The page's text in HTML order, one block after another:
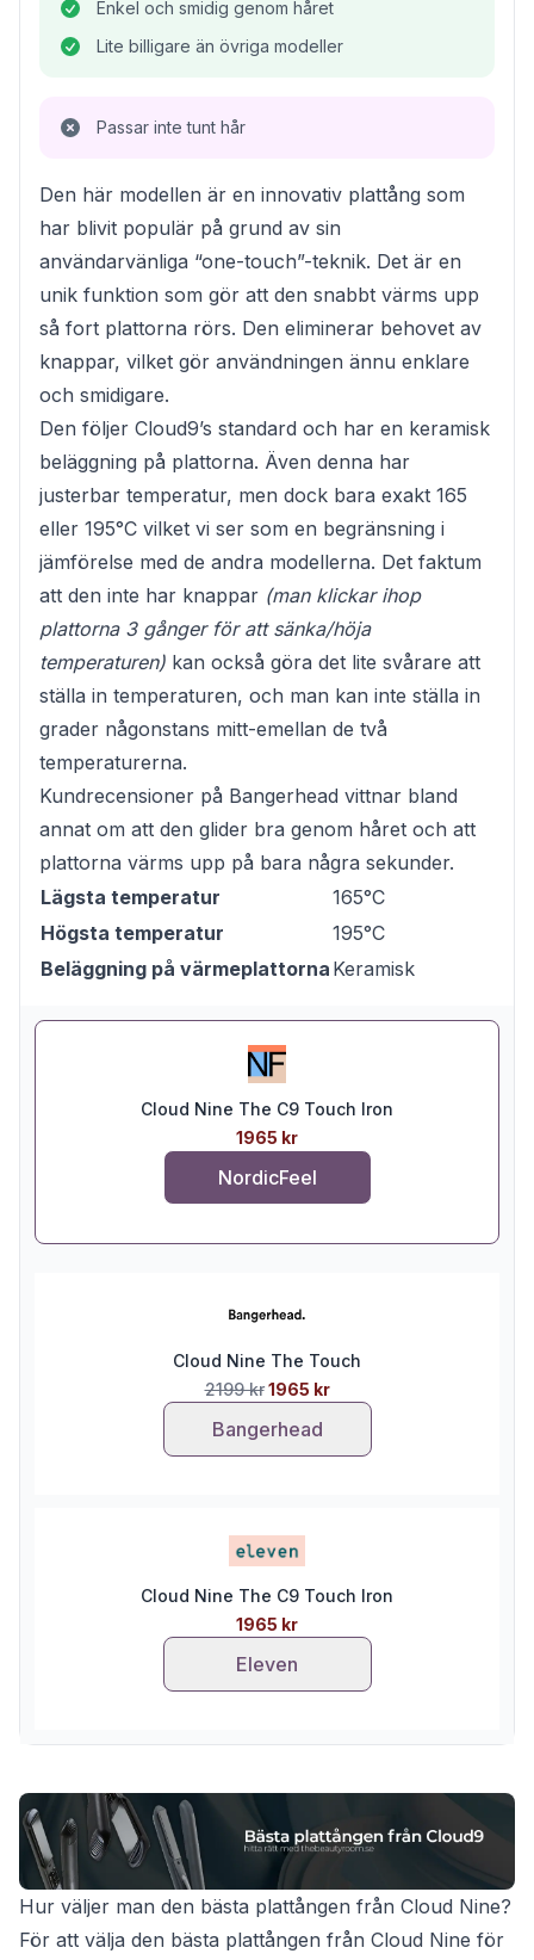
Enkel och smidig genom håret
Lite billigare än övriga modeller
Passar inte tunt hår
Den här modellen är en innovativ plattång som
har blivit populär på grund av sin
användarvänliga “one-touch”-teknik. Det är en
unik funktion som gör att den snabbt värms upp
så fort plattorna rörs. Den eliminerar behovet av
knappar, vilket gör användningen ännu enklare
och smidigare.
Den följer Cloud9’s standard och har en keramisk
beläggning på plattorna. Även denna har
justerbar temperatur, men dock bara exakt 165
eller 195°C vilket vi ser som en begränsning i
jämförelse med de andra modellerna. Det faktum
att den inte har knappar (man klickar ihop
plattorna 3 gånger för att sänka/höja
temperaturen) kan också göra det lite svårare att
ställa in temperaturen, och man kan inte ställa in
grader någonstans mitt-emellan de två
temperaturerna.
Kundrecensioner på Bangerhead vittnar bland
annat om att den glider bra genom håret och att
plattorna värms upp på bara några sekunder.
Lägsta temperatur
165°C
Högsta temperatur
195°C
Beläggning på värmeplattorna Keramisk
Cloud Nine The C9 Touch Iron
1965 kr
NordicFeel
Cloud Nine The Touch
2199 kr 1965 kr
Bangerhead
Cloud Nine The C9 Touch Iron
1965 kr
Eleven
Hur väljer man den bästa plattången från Cloud Nine?
För att välja den bästa plattången från Cloud Nine för